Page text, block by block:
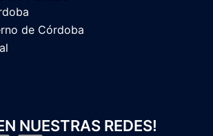
de Córdoba
NUESTRAS REDES!